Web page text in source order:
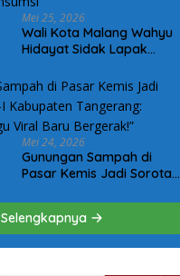
Mei 25, 2026
Wali Kota Malang Wahyu
Hidayat Sidak Lapak
Ternak Sehat dan Layak
Konsumsi
Mei 24, 2026
Gunungan Sampah di
Pasar Kemis Jadi Sorotan,
Tangerang: “Jangan
Tunggu Viral Baru
Bergerak!”
Selengkapnya